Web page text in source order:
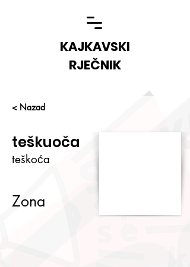
KAJKAVSKI
RJEČNIK
< Nazad
teškuoča
teškoća
Zona